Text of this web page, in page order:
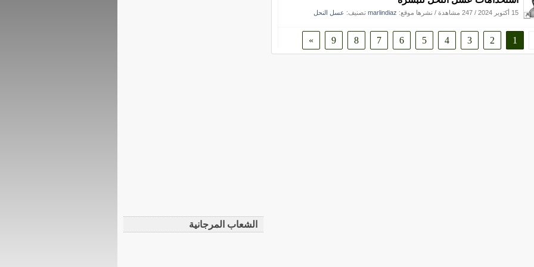
15 أكتوبر 2024 / 247 مشاهدة / نشرها موقع: marlindiaz تصنيف: عسل النحل
1
2
3
4
5
6
7
8
9
»
الشعاب المرجانية